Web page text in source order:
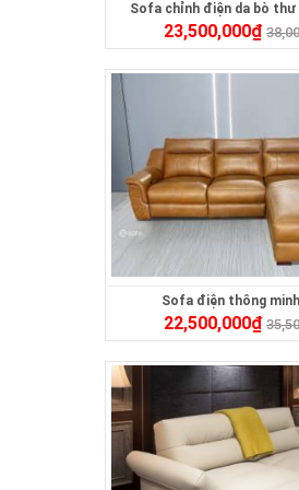
Sofa chỉnh điện da bò thư
23,500,000₫
Sofa điện thông
22,500,000₫